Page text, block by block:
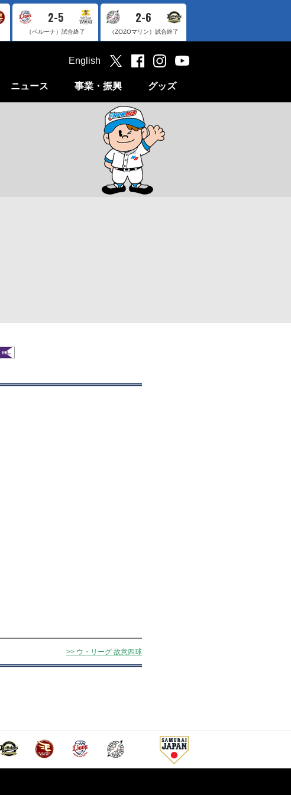
2-5
（ベルーナ） 試合終了
2-6
（ZOZOマリン） 試合終了
ニュース 事業・振興 グッズ
English
>> ウ・リーグ 故意四球